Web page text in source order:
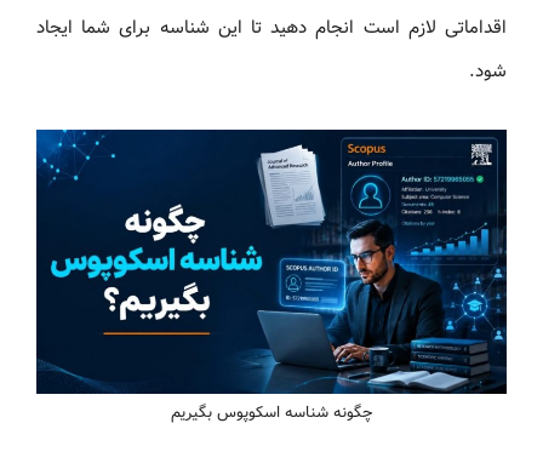
اقداماتی لازم است انجام دهید تا این شناسه برای شما ایجاد
شود.
چگونه شناسه اسکوپوس بگیریم